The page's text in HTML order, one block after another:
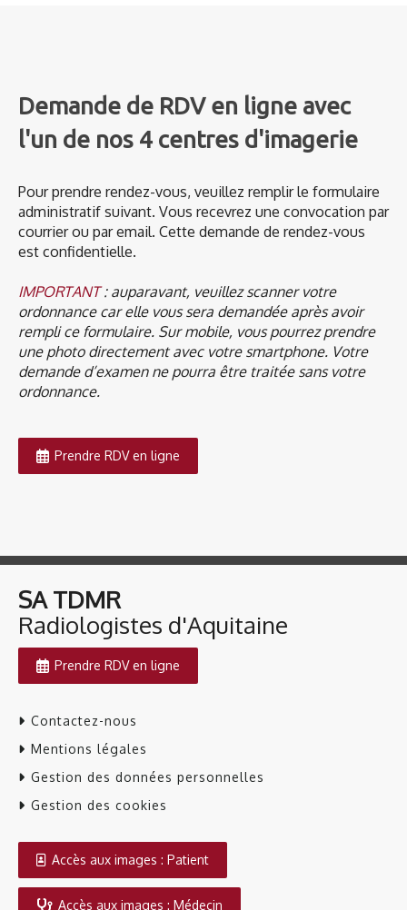
Demande de RDV en ligne avec
l'un de nos 4 centres d'imagerie
Pour prendre rendez-vous, veuillez remplir le formulaire
administratif suivant. Vous recevrez une convocation par
courrier ou par email. Cette demande de rendez-vous
est confidentielle.
IMPORTANT: auparavant, veuillez scanner votre
ordonnance car elle vous sera demandée après avoir
rempli ce formulaire. Sur mobile, vous pourrez prendre
une photo directement avec votre smartphone. Votre
demande d’examen ne pourra être traitée sans votre
ordonnance.
Prendre RDV en ligne
SA TDMR
​​​​​​​Radiologistes d'Aquitaine
Prendre RDV en ligne
Contactez-nous
Mentions légales
Gestion des données personnelles
Gestion des cookies
Accès aux images : Patient
Accès aux images : Médecin